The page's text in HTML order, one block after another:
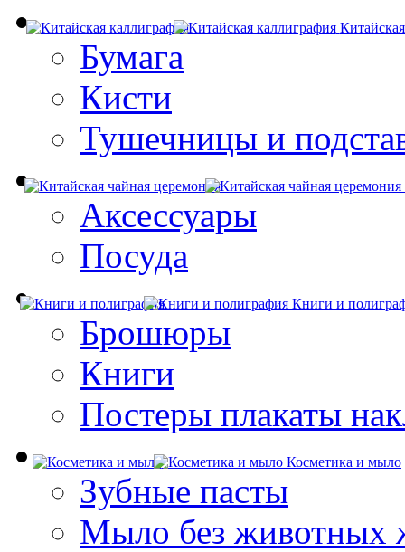
Бумага
Кисти
Тушечницы и
Аксессуары
Посуда
Книги и
Брошюры
Книги
Постеры плакаты
Косметика и мыло
Зубные пасты
Мыло без животных